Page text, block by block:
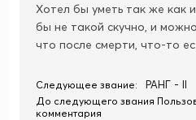
Хотел бы уметь так же как
бы не такой скучно, и
что после смерти, что-то
Следующее звание: РАНГ - II
До следующего звания
комментария